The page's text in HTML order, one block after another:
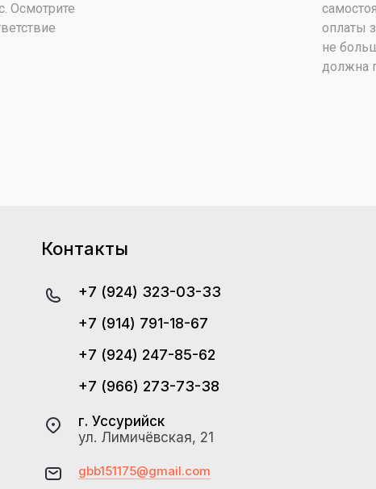
Осмотрите
оплаты
не
должна
Контакты
+7 (924) 323-03-33
+7 (914) 791-18-67
+7 (924) 247-85-62
+7 (966) 273-73-38
г. Уссурийск
ул. Лимичёвская, 21
gbb151175@gmail.com